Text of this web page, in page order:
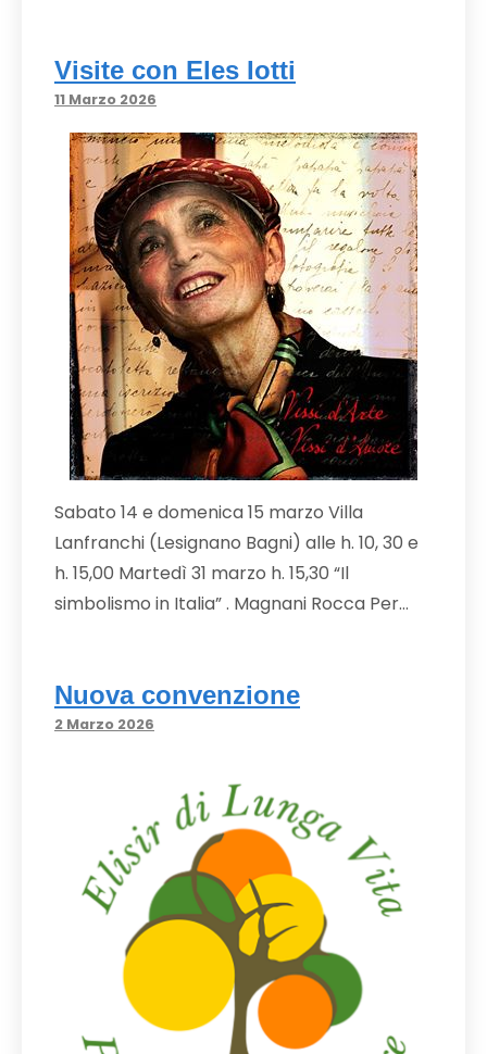
Visite con Eles Iotti
11 Marzo 2026
Sabato 14 e domenica 15 marzo Villa
Lanfranchi (Lesignano Bagni) alle h. 10, 30 e
h. 15,00 Martedì 31 marzo h. 15,30 “Il
simbolismo in Italia” . Magnani Rocca Per…
Nuova convenzione
2 Marzo 2026